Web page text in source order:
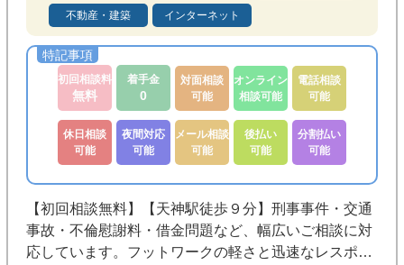
分割払い可能 法テラス利用可
不動産・建築 インターネット
初回相談料
無料
着手金
0
対面相談
可能
オンライン
相談可能
電話相談
可能
休日相談
可能
夜間対応
可能
メール相談
可能
後払い
可能
分割払い
可能
【初回相談無料】【天神駅徒歩９分】刑事事件・交通
事故・不倫慰謝料・借金問題など、幅広いご相談に対
応しています。フットワークの軽さと迅速なレスポン